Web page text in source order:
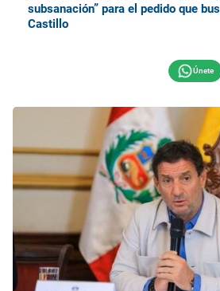
subsanación” para el pedido que
Castillo